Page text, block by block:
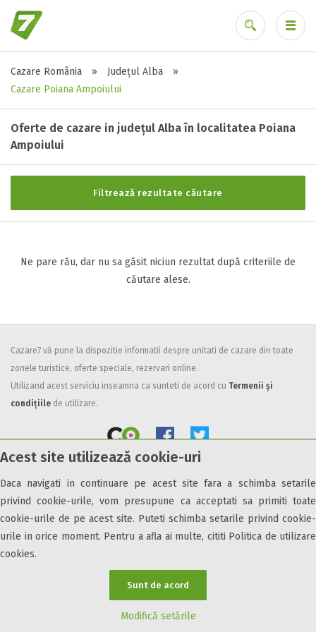
Acest site utilizează cookie-uri
Daca navigati in continuare pe acest site fara a schimba setarile
privind cookie-urile, vom presupune ca acceptati sa primiti toate
cookie-urile de pe acest site. Puteti schimba setarile privind cookie-
urile in orice moment. Pentru a afla ai multe, cititi Politica de utilizare
cookies.
Sunt de acord
Modifică setările
Cazare România » Județul Alba
»
Cazare Poiana Ampoiului
Oferte de cazare in județul Alba în localitatea Poiana
Ampoiului
Filtrează rezultate căutare
Stele / margarete
1 stea / margareta
2 stele / margarete
5 stele / margarete
Selecteaza pretul
Internet wireless
Parcare
Plata cu cardul
All inclusive
Pensiune completa
Demipensiune
Mic dejun
Accepta animale
Accepta voucher vacanta
Acces persoane cu dizabilități
Ne pare rău, dar nu sa găsit niciun rezultat după criteriile de
căutare alese.
Cazare7 vă pune la dispozitie informatii despre unitati de cazare din toate
zonele turistice, oferte speciale, rezervari online.
Utilizand acest serviciu inseamna ca sunteti de acord cu Termenii și
condițiile de utilizare.
© 2026 Cazare7. Toate drepturile rezervate.
Obiective turistice Informații utile Parteneri Cazare7 Harta Cazare7